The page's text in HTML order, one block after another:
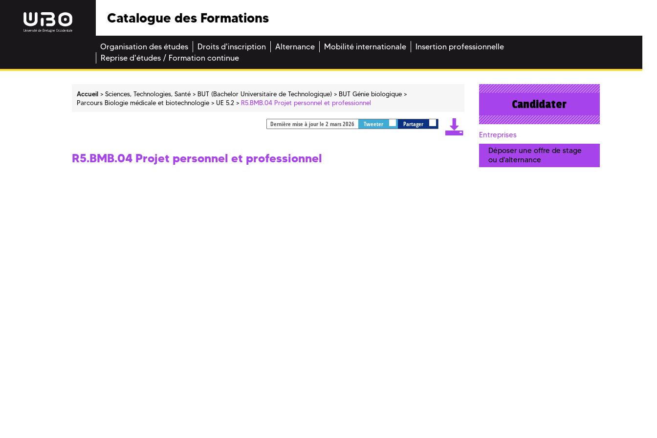
Catalogue des Formations
Organisation des études Droits d'inscription Alternance Mobilité internationale
Insertion professionnelle
Reprise d'études / Formation continue
Accueil Sciences, Technologies, Santé BUT (Bachelor Universitaire de Technologique)
BUT Génie biologique
Parcours Biologie médicale et biotechnologie
UE 5.2 R5.BMB.04 Projet personnel et professionnel
Dernière mise à jour le 2 mars 2026 Tweeter Partager
R5.BMB.04 Projet personnel et professionnel
Candidater
Entreprises
Déposer une offre de stage
ou d'alternance